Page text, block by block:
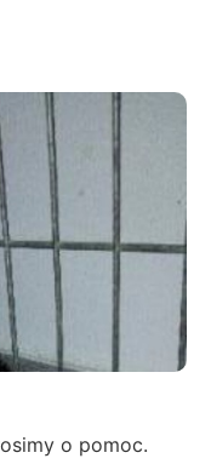
o pomoc.